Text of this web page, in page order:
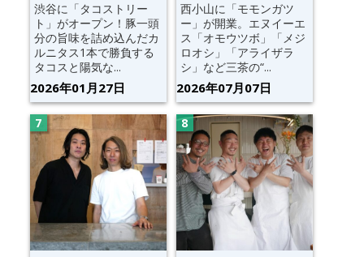
渋谷に「タコストリー
ト」がオープン！豚一頭
分の旨味を詰め込んだカ
ルニタス1本で勝負する
タコスと陽気な...
2026年01月27日
西小山に「モモンガツ
ー」が開業。エヌイーエ
ス「オモウツボ」「メジ
ロオシ」「アライザラ
シ」など三茶の“...
2026年07月07日